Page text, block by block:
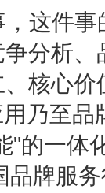
这件
分析
核心
用乃至
"的一体
品牌服